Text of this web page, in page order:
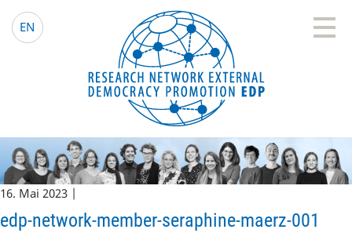
EN EDP Network
Deutsche Website
16. Mai 2023 |
edp-network-member-seraphine-maerz-001